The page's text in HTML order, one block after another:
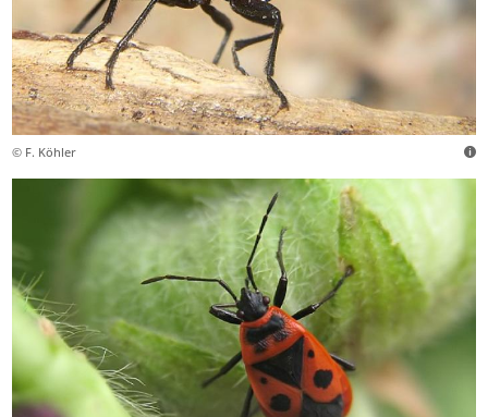
© F. Köhler